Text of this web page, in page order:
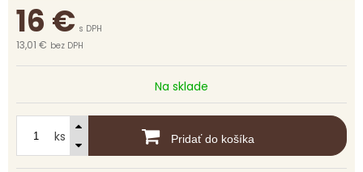
16 € s DPH
13,01 € bez DPH
Na sklade
ks Pridať do košíka